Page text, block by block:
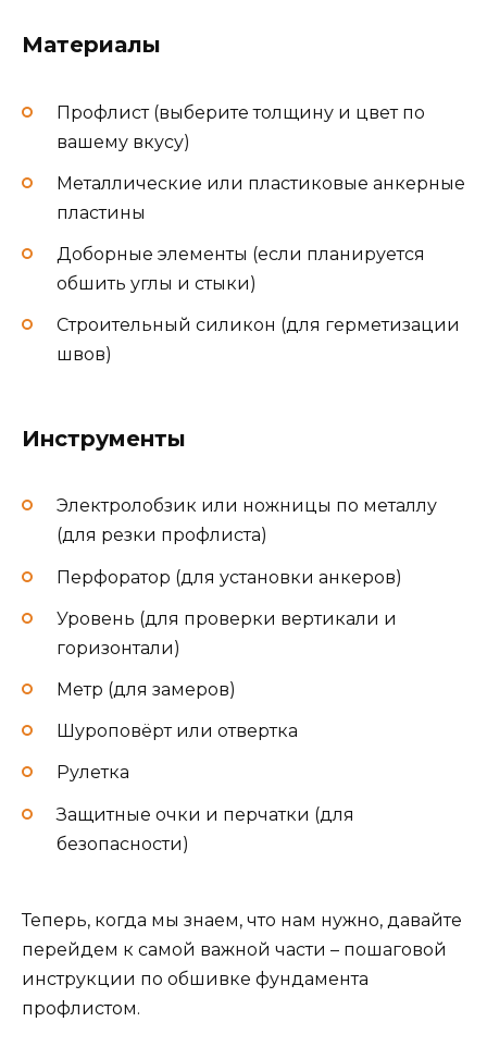
Материалы
Профлист (выберите толщину и цвет по
вашему вкусу)
Металлические или пластиковые анкерные
пластины
Доборные элементы (если планируется
обшить углы и стыки)
Строительный силикон (для герметизации
швов)
Инструменты
Электролобзик или ножницы по металлу
(для резки профлиста)
Перфоратор (для установки анкеров)
Уровень (для проверки вертикали и
горизонтали)
Метр (для замеров)
Шуроповёрт или отвертка
Рулетка
Защитные очки и перчатки (для
безопасности)
Теперь, когда мы знаем, что нам нужно, давайте
перейдем к самой важной части – пошаговой
инструкции по обшивке фундамента
профлистом.